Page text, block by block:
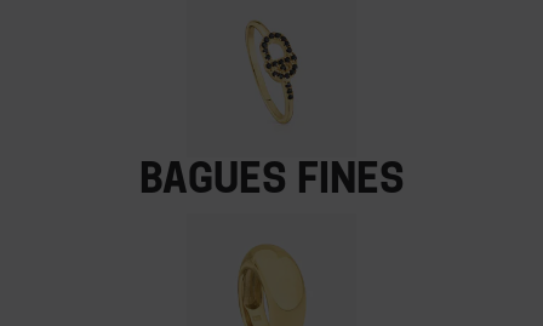
Bagues fines